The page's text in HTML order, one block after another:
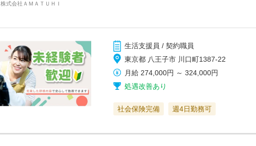
株式会社ＡＭＡＴＵＨＩ
生活支援員 / 契約職員
東京都 八王子市 川口町1387-22
月給 274,000円 ～324,000円
処遇改善あり
社会保険完備 週4日勤務可